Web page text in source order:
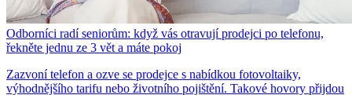
Odborníci radí seniorům: když vás otravují prodejci po telefonu,
řekněte jednu ze 3 vět a máte pokoj
Zazvoní telefon a ozve se prodejce s nabídkou fotovoltaiky,
výhodnějšího tarifu nebo životního pojištění. Takové hovory přijdou